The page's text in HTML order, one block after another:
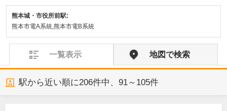
熊本城・市役所前駅:
熊本市電A系統,熊本市電B系統
一覧表示 地図で検索
駅から近い順に206件中、 91～105件